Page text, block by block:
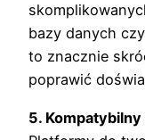
bazy danych
to znacznie
poprawić
5.